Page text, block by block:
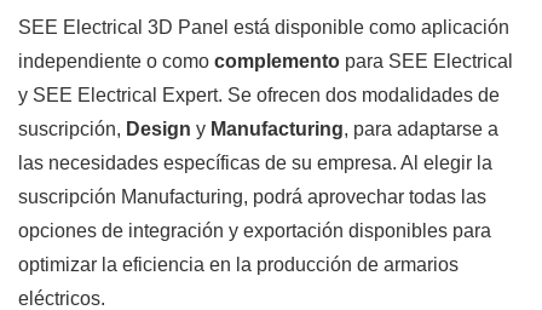
SEE Electrical 3D Panel está disponible como aplicación
independiente o como complemento para SEE Electrical
y SEE Electrical Expert. Se ofrecen dos modalidades de
suscripción, Design y Manufacturing, para adaptarse a
las necesidades específicas de su empresa. Al elegir la
suscripción Manufacturing, podrá aprovechar todas las
opciones de integración y exportación disponibles para
optimizar la eficiencia en la producción de armarios
eléctricos.